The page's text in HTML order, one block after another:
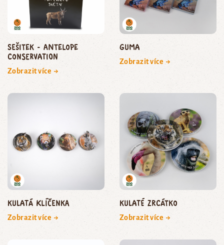
Sešitek - Antelope
Conservation
Zobrazit více →
Guma
Zobrazit více →
Kulatá klíčenka
Zobrazit více →
Kulaté zrcátko
Zobrazit více →